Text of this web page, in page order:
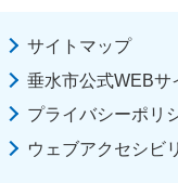
サイトマップ
垂水市公式WEBサ
プライバシーポリ
ウェブアクセシビ